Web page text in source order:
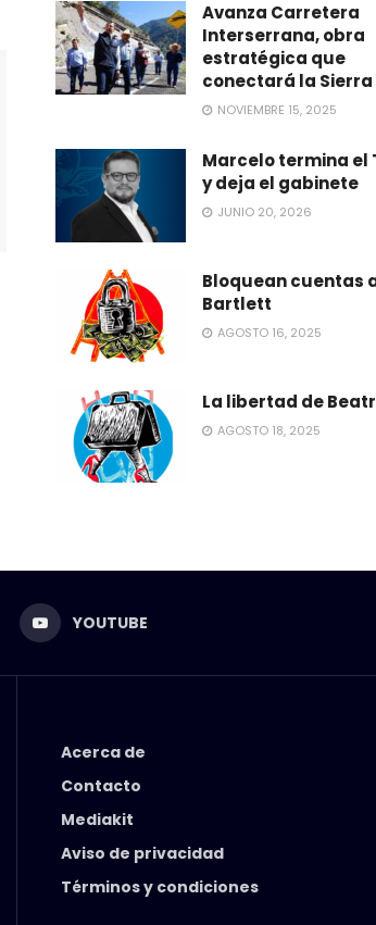
Avanza Carretera
Interserrana, obra
estratégica que
conectará la
NOVIEMBRE 15, 2025
Marcelo termina el
y deja el gabinete
JUNIO 20, 2026
Bloquean cuentas
Bartlett
AGOSTO 16, 2025
La libertad de
AGOSTO 18, 2025
YOUTUBE
Acerca de
Contacto
Mediakit
Aviso de privacidad
Términos y condiciones